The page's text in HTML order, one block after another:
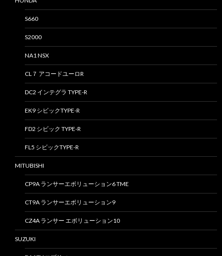
S660
S2000
NA1 NSX
CL７ アコードユーロR
DC2 インテグラ TYPE-R
EK9 シビックTYPE-R
FD2 シビック TYPE-R
FL5 シビックTYPE-R
MITUBISHI
CP9A ランサーエボリューション6 TME
CT9A ランサーエボリューション9
CZ4A ランサー エボリューション10
SUZUKI